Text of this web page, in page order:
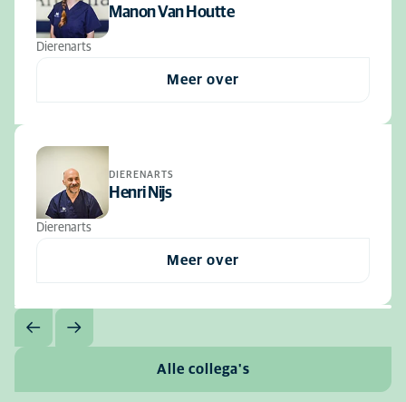
Manon Van Houtte
Dierenarts
Meer over
DIERENARTS
Henri Nijs
Dierenarts
Meer over
Alle collega's